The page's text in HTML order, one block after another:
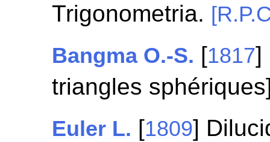
Trigonometria.
Bangma O.-S. [1817]
triangles
Euler L. [1809]